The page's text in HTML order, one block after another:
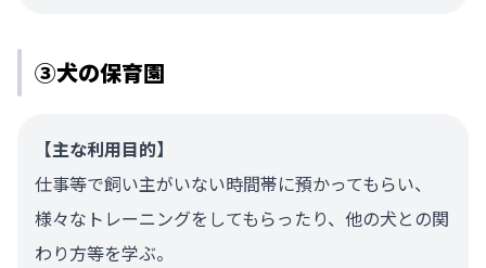
③犬の保育園
【主な利用目的】
仕事等で飼い主がいない時間帯に預かってもらい、
様々なトレーニングをしてもらったり、他の犬との関
わり方等を学ぶ。